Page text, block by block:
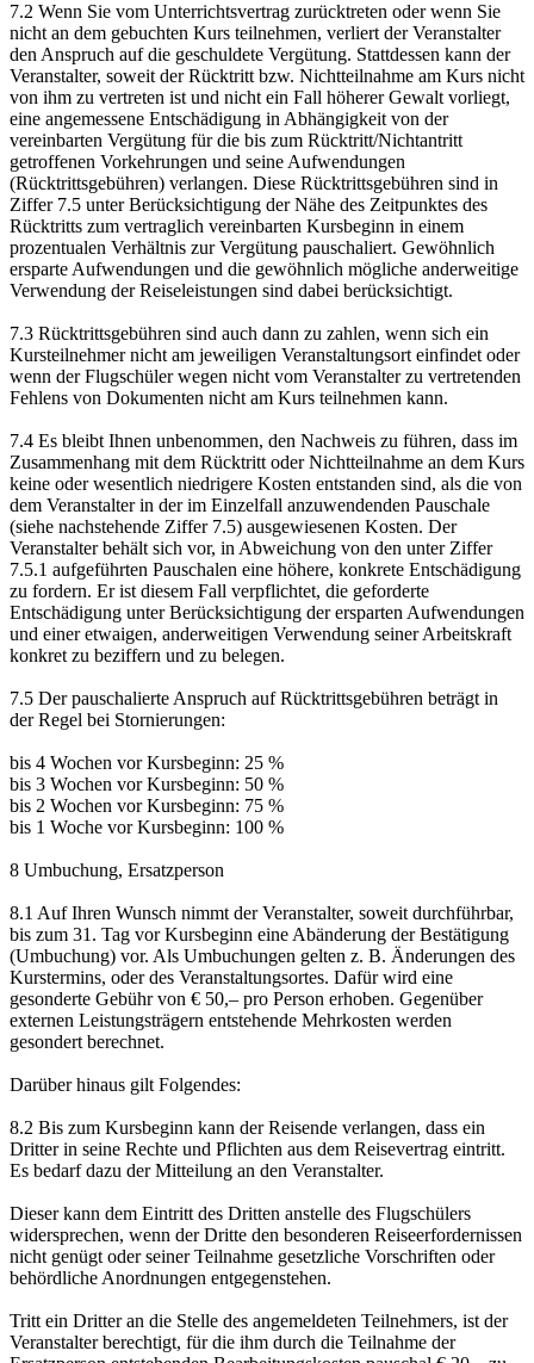
7.2 Wenn Sie vom Unterrichtsvertrag zurücktreten oder wenn Sie
nicht an dem gebuchten Kurs teilnehmen, verliert der Veranstalter
den Anspruch auf die geschuldete Vergütung. Stattdessen kann der
Veranstalter, soweit der Rücktritt bzw. Nichtteilnahme am Kurs nicht
von ihm zu vertreten ist und nicht ein Fall höherer Gewalt vorliegt,
eine angemessene Entschädigung in Abhängigkeit von der
vereinbarten Vergütung für die bis zum Rücktritt/Nichtantritt
getroffenen Vorkehrungen und seine Aufwendungen
(Rücktrittsgebühren) verlangen. Diese Rücktrittsgebühren sind in
Ziffer 7.5 unter Berücksichtigung der Nähe des Zeitpunktes des
Rücktritts zum vertraglich vereinbarten Kursbeginn in einem
prozentualen Verhältnis zur Vergütung pauschaliert. Gewöhnlich
ersparte Aufwendungen und die gewöhnlich mögliche anderweitige
Verwendung der Reiseleistungen sind dabei berücksichtigt.
7.3 Rücktrittsgebühren sind auch dann zu zahlen, wenn sich ein
Kursteilnehmer nicht am jeweiligen Veranstaltungsort einfindet oder
wenn der Flugschüler wegen nicht vom Veranstalter zu vertretenden
Fehlens von Dokumenten nicht am Kurs teilnehmen kann.
7.4 Es bleibt Ihnen unbenommen, den Nachweis zu führen, dass im
Zusammenhang mit dem Rücktritt oder Nichtteilnahme an dem Kurs
keine oder wesentlich niedrigere Kosten entstanden sind, als die von
dem Veranstalter in der im Einzelfall anzuwendenden Pauschale
(siehe nachstehende Ziffer 7.5) ausgewiesenen Kosten. Der
Veranstalter behält sich vor, in Abweichung von den unter Ziffer
7.5.1 aufgeführten Pauschalen eine höhere, konkrete Entschädigung
zu fordern. Er ist diesem Fall verpflichtet, die geforderte
Entschädigung unter Berücksichtigung der ersparten Aufwendungen
und einer etwaigen, anderweitigen Verwendung seiner Arbeitskraft
konkret zu beziffern und zu belegen.
7.5 Der pauschalierte Anspruch auf Rücktrittsgebühren beträgt in
der Regel bei Stornierungen:
bis 4 Wochen vor Kursbeginn: 25 %
bis 3 Wochen vor Kursbeginn: 50 %
bis 2 Wochen vor Kursbeginn: 75 %
bis 1 Woche vor Kursbeginn: 100 %
8 Umbuchung, Ersatzperson
8.1 Auf Ihren Wunsch nimmt der Veranstalter, soweit durchführbar,
bis zum 31. Tag vor Kursbeginn eine Abänderung der Bestätigung
(Umbuchung) vor. Als Umbuchungen gelten z. B. Änderungen des
Kurstermins, oder des Veranstaltungsortes. Dafür wird eine
gesonderte Gebühr von € 50,– pro Person erhoben. Gegenüber
externen Leistungsträgern entstehende Mehrkosten werden
gesondert berechnet.
Darüber hinaus gilt Folgendes:
8.2 Bis zum Kursbeginn kann der Reisende verlangen, dass ein
Dritter in seine Rechte und Pflichten aus dem Reisevertrag eintritt.
Es bedarf dazu der Mitteilung an den Veranstalter.
Dieser kann dem Eintritt des Dritten anstelle des Flugschülers
widersprechen, wenn der Dritte den besonderen Reiseerfordernissen
nicht genügt oder seiner Teilnahme gesetzliche Vorschriften oder
behördliche Anordnungen entgegenstehen.
Tritt ein Dritter an die Stelle des angemeldeten Teilnehmers, ist der
Veranstalter berechtigt, für die ihm durch die Teilnahme der